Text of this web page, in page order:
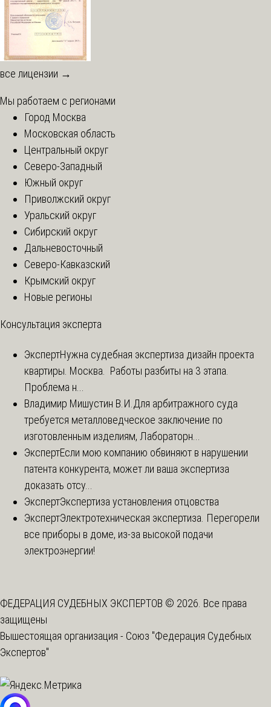
все лицензии →
Мы работаем с регионами
Город Москва
Московская область
Центральный округ
Северо-Западный
Южный округ
Приволжский округ
Уральский округ
Сибирский округ
Дальневосточный
Северо-Кавказский
Крымский округ
Новые регионы
Консультация эксперта
ЭкспертНужна судебная экспертиза дизайн проекта
квартиры. Москва. Работы разбиты на 3 этапа.
Проблема н...
Владимир Мишустин В.И. Для арбитражного суда
требуется металловедческое заключение по
изготовленным изделиям, Лабораторн...
ЭкспертЕсли мою компанию обвиняют в нарушении
патента конкурента, может ли ваша экспертиза
доказать отсу...
ЭкспертЭкспертиза установления отцовства
ЭкспертЭлектротехническая экспертиза. Перегорели
все приборы в доме, из-за высокой подачи
электроэнергии!
ФЕДЕРАЦИЯ СУДЕБНЫХ ЭКСПЕРТОВ © 2026. Все права
защищены
Вышестоящая организация - Союз "Федерация Судебных
Экспертов"